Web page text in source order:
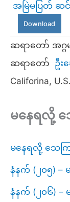
အမြဲမပြတ် ဆင်
Download
ဆရာတော် အဂ္ဂမ
ဆရာတော် ဦ
Califorina,
မနေရလို့
မနေရလို့ သေက
နံနက် (၂၀၅) –
နံနက် (၂၀၆) –